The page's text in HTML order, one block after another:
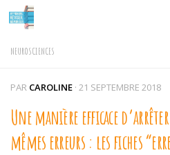
Skip to content
NEUROSCIENCES
PAR CAROLINE · 21 SEPTEMBRE 2018
Une manière efficace
mêmes erreurs : les fiches